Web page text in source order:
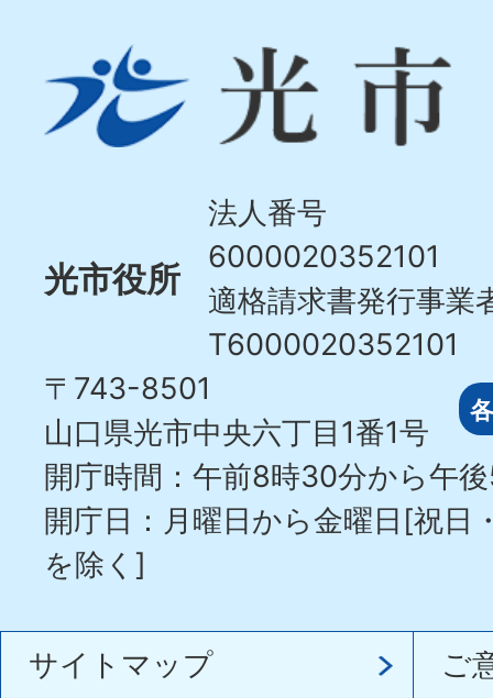
市
Hikari
光市役所
法人番号
6000020352101
適格請求書発行事業
T6000020352101
〒743-8501
山口県光市中央六丁目1番1号
開庁時間：午前8時30分から午
開庁日：月曜日から金曜日[祝日
を除く]
サイトマップ
ご